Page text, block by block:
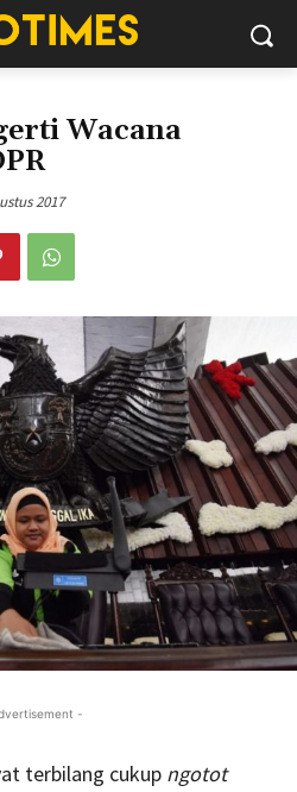
Wacana
2017
-
terbilang cukup ngotot